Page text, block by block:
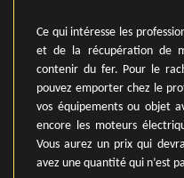
Ce qui intéresse les
et de la récupération de
contenir du fer. Pour le
pouvez emporter chez le
vos équipements ou objet
encore les moteurs
Vous aurez un prix qui
avez une quantité qui n’est